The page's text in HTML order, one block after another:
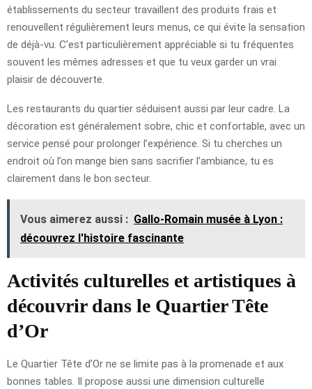
établissements du secteur travaillent des produits frais et
renouvellent régulièrement leurs menus, ce qui évite la sensation
de déjà-vu. C’est particulièrement appréciable si tu fréquentes
souvent les mêmes adresses et que tu veux garder un vrai
plaisir de découverte.
Les restaurants du quartier séduisent aussi par leur cadre. La
décoration est généralement sobre, chic et confortable, avec un
service pensé pour prolonger l’expérience. Si tu cherches un
endroit où l’on mange bien sans sacrifier l’ambiance, tu es
clairement dans le bon secteur.
Vous aimerez aussi : Gallo-Romain musée à Lyon :
découvrez l'histoire fascinante
Activités culturelles et artistiques à
découvrir dans le Quartier Tête
d’Or
Le Quartier Tête d’Or ne se limite pas à la promenade et aux
bonnes tables. Il propose aussi une dimension culturelle